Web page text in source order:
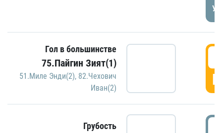
Гол в большинстве
75.Пайгин Зият(1)
51.Миле Энди(2), 82.Чехович
Иван(2)
Грубость